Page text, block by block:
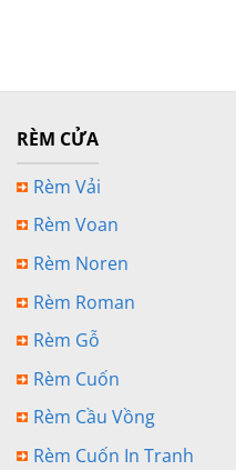
RÈM CỬA
Rèm Vải
Rèm Voan
Rèm Noren
Rèm Roman
Rèm Gỗ
Rèm Cuốn
Rèm Cầu Vồng
Rèm Cuốn In Tranh